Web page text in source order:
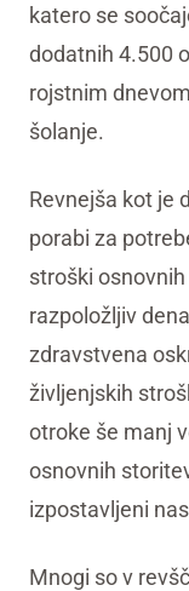
katero se
dodatnih 4.500
rojstnim
šolanje.
Revnejša kot je
porabi za
stroški
razpoložljiv
zdravstvena
življenjskih
otroke še manj
osnovnih
izpostavljeni
Mnogi so v